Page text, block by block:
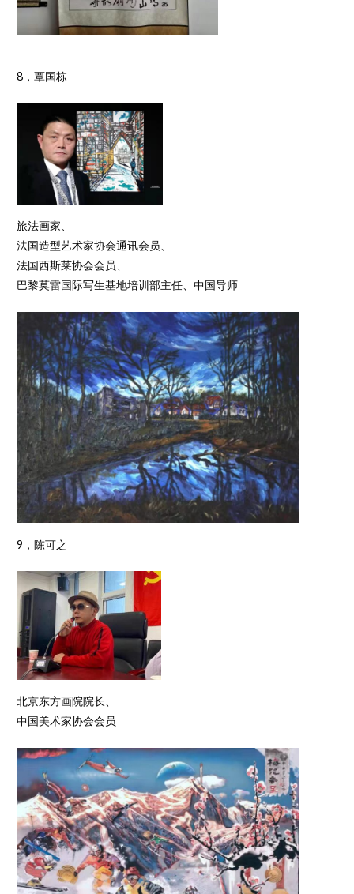
8，覃国栋
旅法画家、
法国造型艺术家协会通讯会员、
法国西斯莱协会会员、
巴黎莫雷国际写生基地培训部主任、中国导师
9，陈可之
北京东方画院院长、
中国美术家协会会员